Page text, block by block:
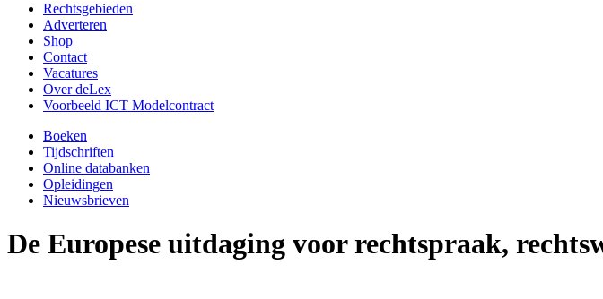
Rechtsgebieden
Adverteren
Shop
Contact
Vacatures
Over deLex
Voorbeeld ICT Modelcontract
Boeken
Tijdschriften
Online databanken
Opleidingen
Nieuwsbrieven
De Europese uitdaging voor rechtspraak,